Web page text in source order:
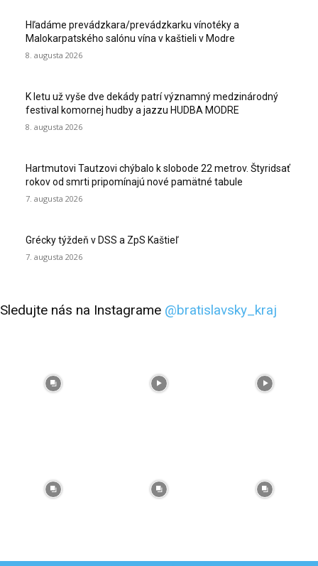
Hľadáme prevádzkara/prevádzkarku vínotéky a
Malokarpatského salónu vína v kaštieli v Modre
8. augusta 2026
K letu už vyše dve dekády patrí významný medzinárodný
festival komornej hudby a jazzu HUDBA MODRE
8. augusta 2026
Hartmutovi Tautzovi chýbalo k slobode 22 metrov. Štyridsať
rokov od smrti pripomínajú nové pamätné tabule
7. augusta 2026
Grécky týždeň v DSS a ZpS Kaštieľ
7. augusta 2026
Sledujte nás na Instagrame @bratislavsky_kraj